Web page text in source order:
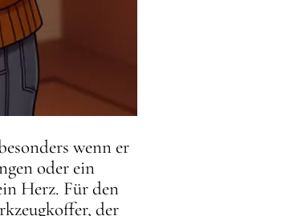
wenn er
oder ein
Herz. Für den
der